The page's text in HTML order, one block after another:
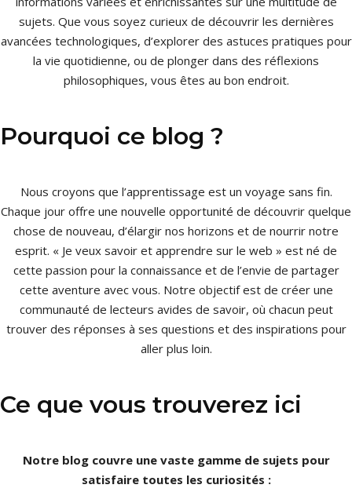
sujets. Que vous soyez curieux de découvrir les dernières
avancées technologiques, d’explorer des astuces pratiques pour
la vie quotidienne, ou de plonger dans des réflexions
philosophiques, vous êtes au bon endroit.
Pourquoi ce blog ?
Nous croyons que l’apprentissage est un voyage sans fin.
Chaque jour offre une nouvelle opportunité de découvrir quelque
chose de nouveau, d’élargir nos horizons et de nourrir notre
esprit. « Je veux savoir et apprendre sur le web » est né de
cette passion pour la connaissance et de l’envie de partager
cette aventure avec vous. Notre objectif est de créer une
communauté de lecteurs avides de savoir, où chacun peut
trouver des réponses à ses questions et des inspirations pour
aller plus loin.
Ce que vous trouverez ici
Notre blog couvre une vaste gamme de sujets pour
satisfaire toutes les curiosités :